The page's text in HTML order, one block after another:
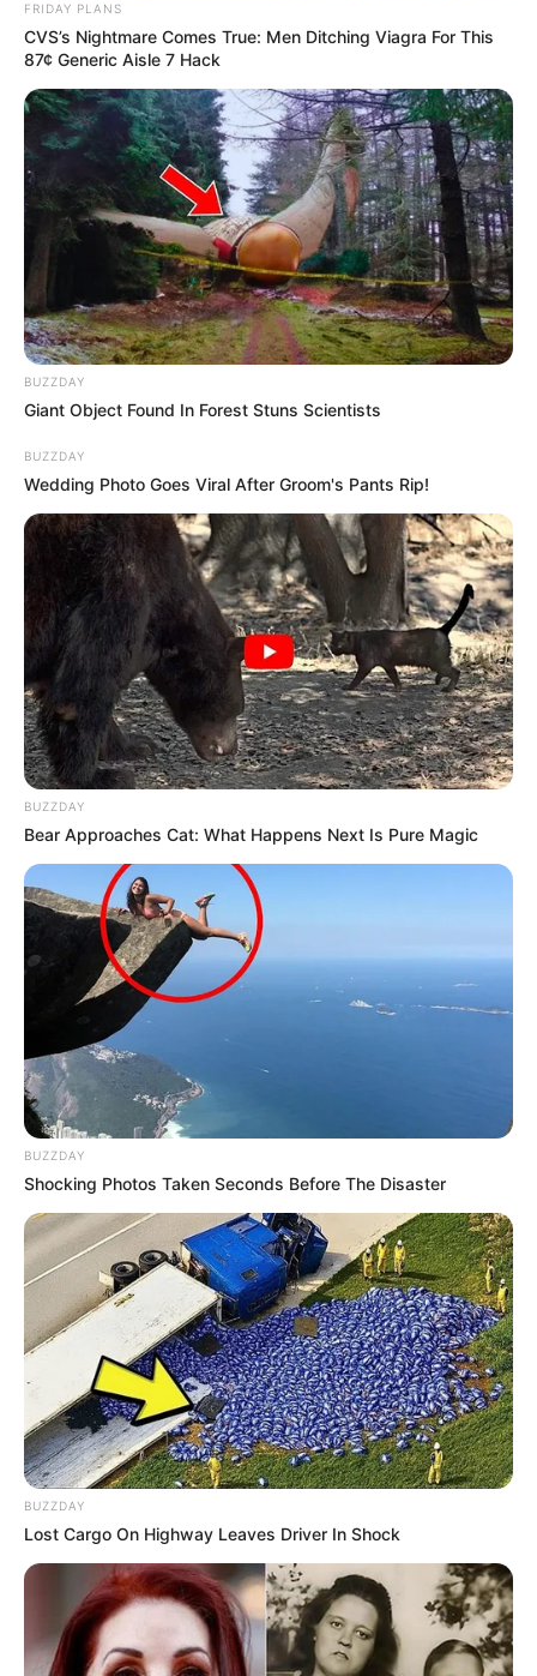
FRIDAY PLANS
CVS’s Nightmare Comes True: Men Ditching Viagra For This
87¢ Generic Aisle 7 Hack
BUZZDAY
Giant Object Found In Forest Stuns Scientists
BUZZDAY
Wedding Photo Goes Viral After Groom's Pants Rip!
BUZZDAY
Bear Approaches Cat: What Happens Next Is Pure Magic
BUZZDAY
Shocking Photos Taken Seconds Before The Disaster
BUZZDAY
Lost Cargo On Highway Leaves Driver In Shock